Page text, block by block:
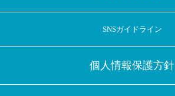
SNSガイドライン
個人情報保護方針